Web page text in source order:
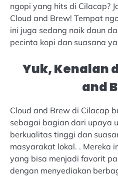
ngopi yang hits di Cilacap?
Cloud and Brew! Tempat
ini juga sedang naik daun
pecinta kopi dan suasana
Yuk, Kenalan
and
Cloud and Brew di Cilacap
sebagai bagian dari upaya
berkualitas tinggi dan
masyarakat lokal. . Mereka
yang bisa menjadi favorit
dengan menyediakan